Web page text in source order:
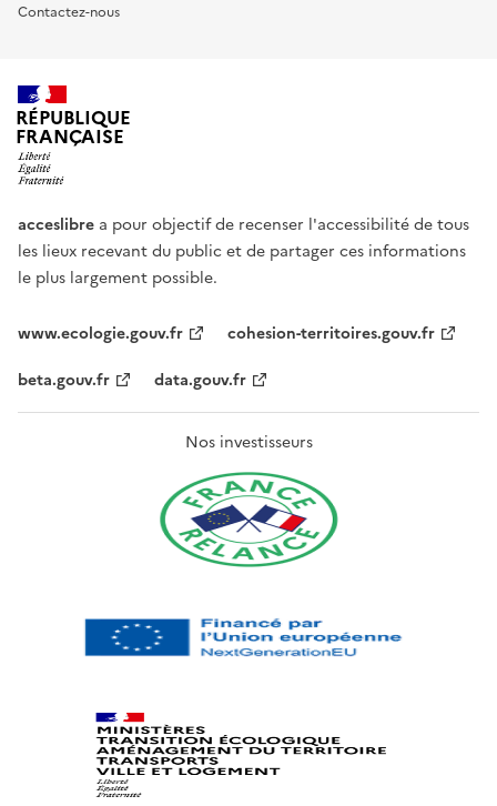
Contactez-nous
RÉPUBLIQUE
FRANÇAISE
acceslibre a pour objectif de recenser l'accessibilité de tous
les lieux recevant du public et de partager ces informations
le plus largement possible.
www.ecologie.gouv.fr
cohesion-territoires.gouv.fr
beta.gouv.fr
data.gouv.fr
Nos investisseurs